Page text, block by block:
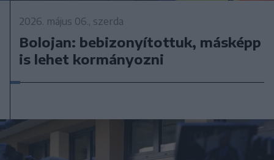
2026. május 06., szerda
Bolojan: bebizonyítottuk, másképp
is lehet kormányozni